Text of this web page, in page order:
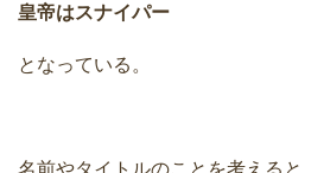
皇帝はスナイパー
となっている。